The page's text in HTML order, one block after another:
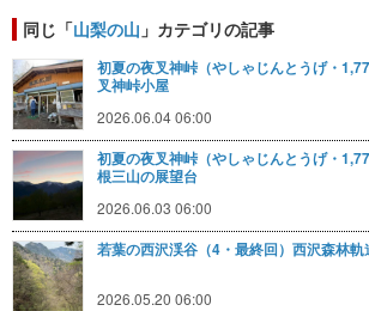
同じ「山梨の山 」カテゴリの記事
初夏の夜叉神峠（やしゃじんとうげ・
叉神峠小屋
2026.06.04 06:00
初夏の夜叉神峠（やしゃじんとうげ・
根三山の展望台
2026.06.03 06:00
若葉の西沢渓谷（4・最終回）西沢森林軌
2026.05.20 06:00